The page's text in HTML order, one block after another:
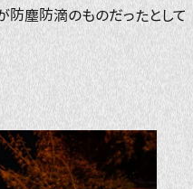
防塵防滴のものだったとして